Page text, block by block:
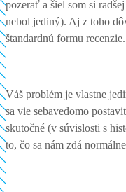
pozerať a šiel som si
nebol jediný). Aj z toho
štandardnú formu recenzie.
Váš problém je vlastne
sa vie sebavedomo
skutočné (v súvislosti s
to, čo sa nám zdá